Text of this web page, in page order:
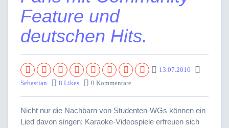
Feature und
deutschen Hits.
13.07.2010
Sebastian
8 Likes 0 Kommentare
Nicht nur die Nachbarn von Studenten-WGs können ein
Lied davon singen: Karaoke-Videospiele erfreuen sich